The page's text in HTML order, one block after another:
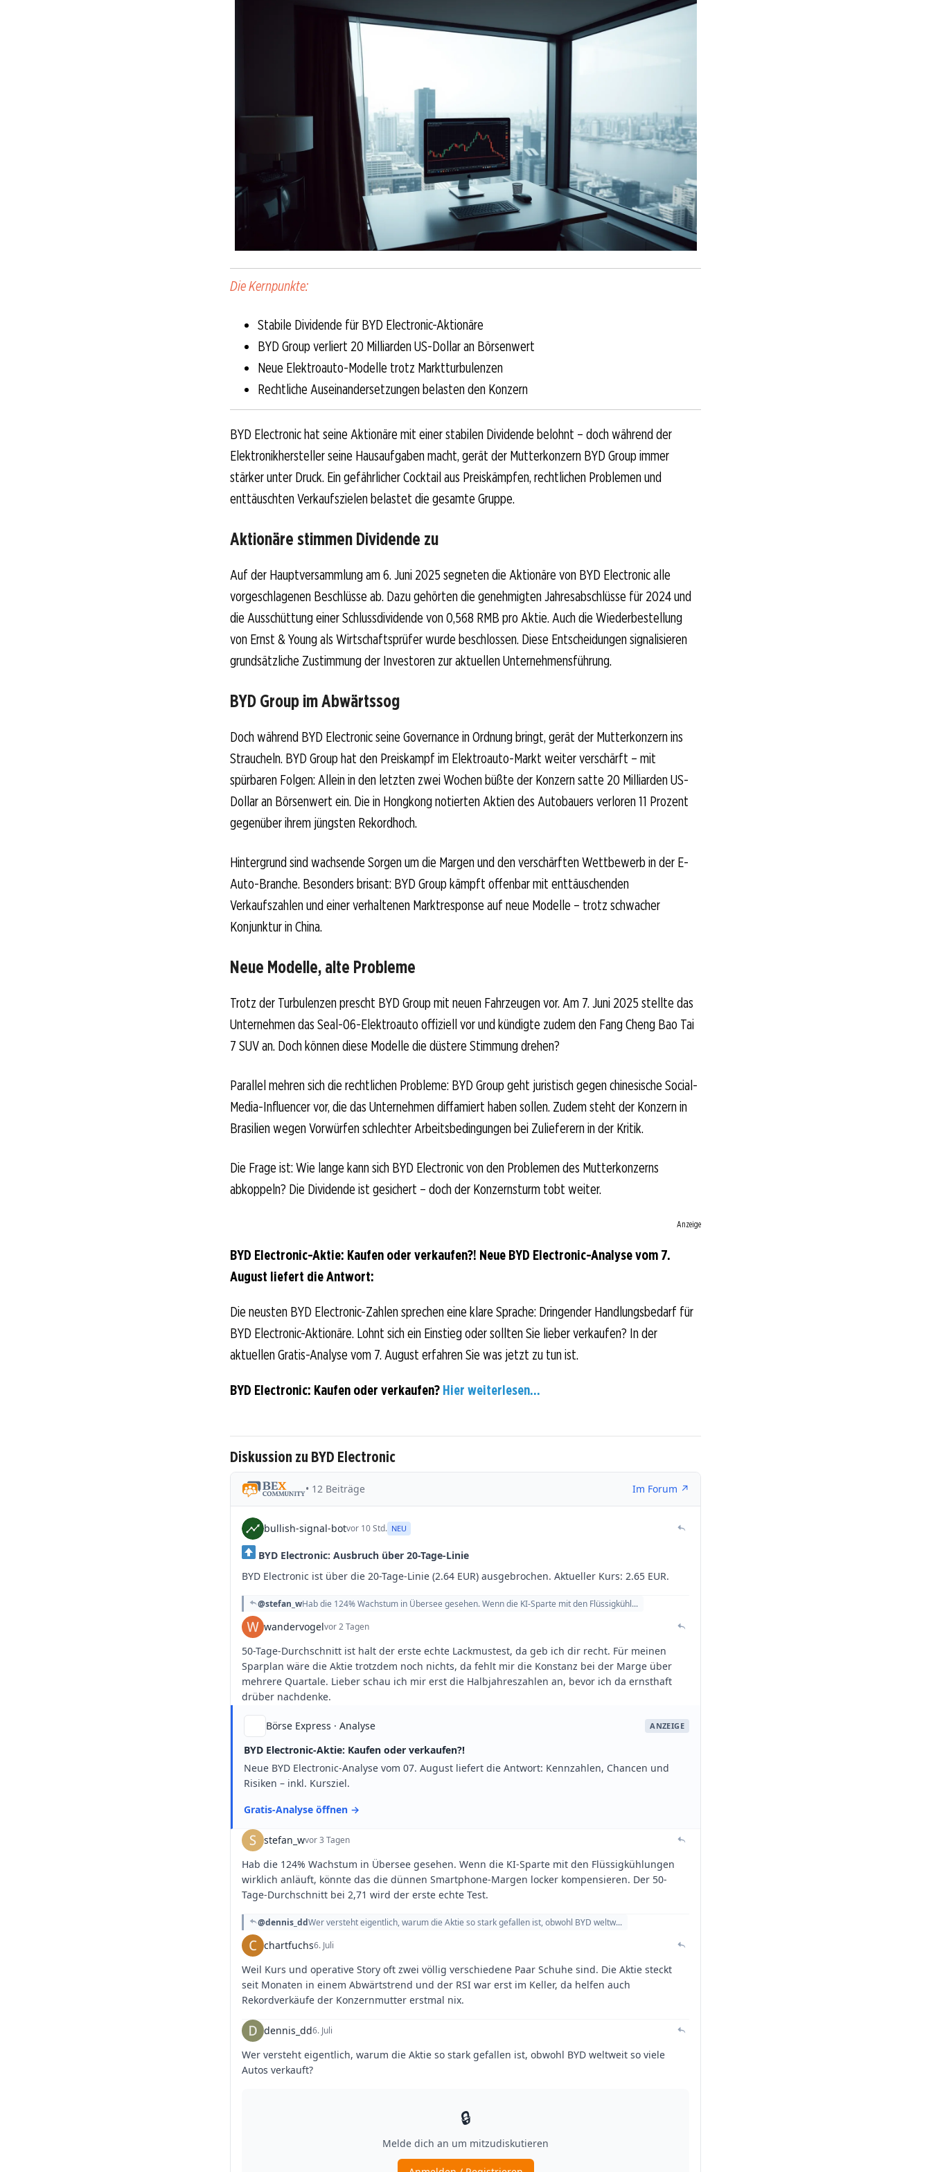
Die Kernpunkte:
Stabile Dividende für BYD Electronic-Aktionäre
BYD Group verliert 20 Milliarden US-Dollar an Börsenwert
Neue Elektroauto-Modelle trotz Marktturbulenzen
Rechtliche Auseinandersetzungen belasten den Konzern
BYD Electronic hat seine Aktionäre mit einer stabilen Dividende belohnt – doch während der
Elektronikhersteller seine Hausaufgaben macht, gerät der Mutterkonzern BYD Group immer
stärker unter Druck. Ein gefährlicher Cocktail aus Preiskämpfen, rechtlichen Problemen und
enttäuschten Verkaufszielen belastet die gesamte Gruppe.
Aktionäre stimmen Dividende zu
Auf der Hauptversammlung am 6. Juni 2025 segneten die Aktionäre von BYD Electronic alle
vorgeschlagenen Beschlüsse ab. Dazu gehörten die genehmigten Jahresabschlüsse für 2024 und
die Ausschüttung einer Schlussdividende von 0,568 RMB pro Aktie. Auch die Wiederbestellung
von Ernst & Young als Wirtschaftsprüfer wurde beschlossen. Diese Entscheidungen signalisieren
grundsätzliche Zustimmung der Investoren zur aktuellen Unternehmensführung.
BYD Group im Abwärtssog
Doch während BYD Electronic seine Governance in Ordnung bringt, gerät der Mutterkonzern ins
Straucheln. BYD Group hat den Preiskampf im Elektroauto-Markt weiter verschärft – mit
spürbaren Folgen: Allein in den letzten zwei Wochen büßte der Konzern satte 20 Milliarden US-
Dollar an Börsenwert ein. Die in Hongkong notierten Aktien des Autobauers verloren 11 Prozent
gegenüber ihrem jüngsten Rekordhoch.
Hintergrund sind wachsende Sorgen um die Margen und den verschärften Wettbewerb in der E-
Auto-Branche. Besonders brisant: BYD Group kämpft offenbar mit enttäuschenden
Verkaufszahlen und einer verhaltenen Marktresponse auf neue Modelle – trotz schwacher
Konjunktur in China.
Neue Modelle, alte Probleme
Trotz der Turbulenzen prescht BYD Group mit neuen Fahrzeugen vor. Am 7. Juni 2025 stellte das
Unternehmen das Seal-06-Elektroauto offiziell vor und kündigte zudem den Fang Cheng Bao Tai
7 SUV an. Doch können diese Modelle die düstere Stimmung drehen?
Parallel mehren sich die rechtlichen Probleme: BYD Group geht juristisch gegen chinesische Social-
Media-Influencer vor, die das Unternehmen diffamiert haben sollen. Zudem steht der Konzern in
Brasilien wegen Vorwürfen schlechter Arbeitsbedingungen bei Zulieferern in der Kritik.
Die Frage ist: Wie lange kann sich BYD Electronic von den Problemen des Mutterkonzerns
abkoppeln? Die Dividende ist gesichert – doch der Konzernsturm tobt weiter.
Anzeige
BYD Electronic-Aktie: Kaufen oder verkaufen?! Neue BYD Electronic-Analyse vom 7.
August liefert die Antwort:
Die neusten BYD Electronic-Zahlen sprechen eine klare Sprache: Dringender Handlungsbedarf für
BYD Electronic-Aktionäre. Lohnt sich ein Einstieg oder sollten Sie lieber verkaufen? In der
aktuellen Gratis-Analyse vom 7. August erfahren Sie was jetzt zu tun ist.
BYD Electronic: Kaufen oder verkaufen? Hier weiterlesen...
Diskussion zu BYD Electronic